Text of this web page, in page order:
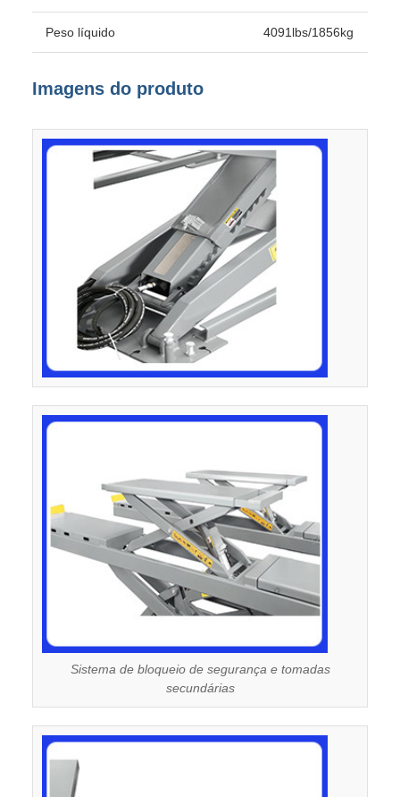
Peso líquido 4091lbs/1856kg
Imagens do produto
Sistema de bloqueio de segurança e tomadas
secundárias